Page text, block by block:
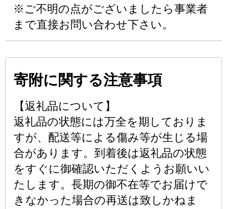
※ご不明の点がございましたら事業者
まで直接お問い合わせ下さい。
寄附に関する注意事項
【返礼品について】
返礼品の状態には万全を期しておりま
すが、配送等による傷み等が生じる場
合があります。到着後は返礼品の状態
をすぐに御確認いただくようお願いい
たします。長期の御不在等でお届けで
きなかった場合の再送は致しかねま